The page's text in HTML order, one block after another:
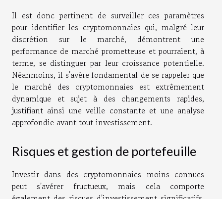
Il est donc pertinent de surveiller ces paramètres
pour identifier les cryptomonnaies qui, malgré leur
discrétion sur le marché, démontrent une
performance de marché prometteuse et pourraient, à
terme, se distinguer par leur croissance potentielle.
Néanmoins, il s'avère fondamental de se rappeler que
le marché des cryptomonnaies est extrêmement
dynamique et sujet à des changements rapides,
justifiant ainsi une veille constante et une analyse
approfondie avant tout investissement.
Risques et gestion de portefeuille
Investir dans des cryptomonnaies moins connues
peut s'avérer fructueux, mais cela comporte